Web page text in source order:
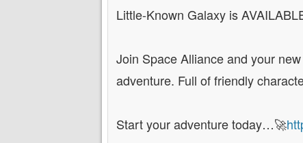
Little-Known Galaxy is
Join Space Alliance and your
adventure. Full of friendly
Start your adventure today…🚀